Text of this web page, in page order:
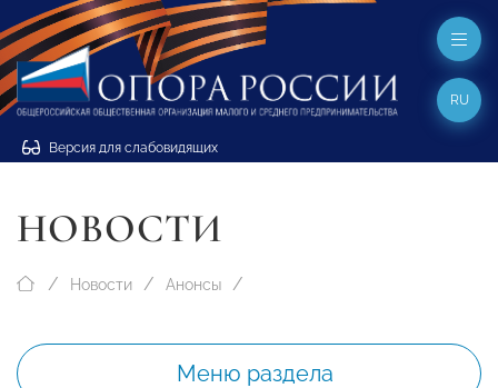
Версия для слабовидящих
RU
НОВОСТИ
Новости Анонсы
Меню раздела